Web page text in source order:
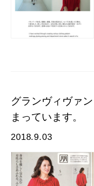
グランヴィヴァ
まっています。
2018.9.03